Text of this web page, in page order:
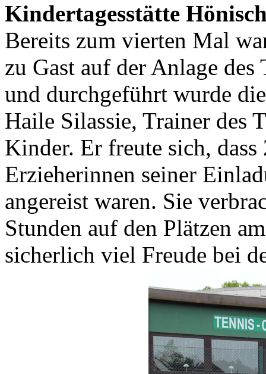
Kindertagesstätte
Bereits zum vierten Mal
zu Gast auf der Anlage
und durchgeführt wurde
Haile Silassie, Trainer des
Kinder. Er freute sich,
Erzieherinnen seiner
angereist waren. Sie
Stunden auf den Plätzen
sicherlich viel Freude bei